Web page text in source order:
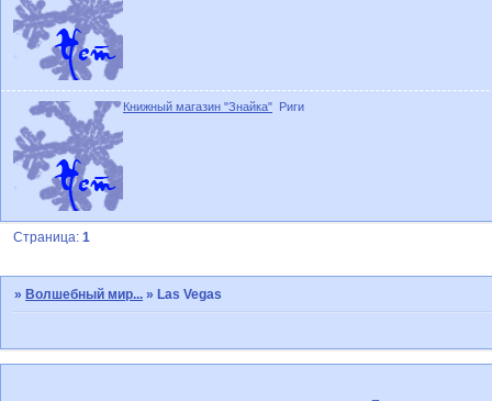
Книжный магазин "Знайка" Риги
Страница:1
» Волшебный мир... » Las Vegas